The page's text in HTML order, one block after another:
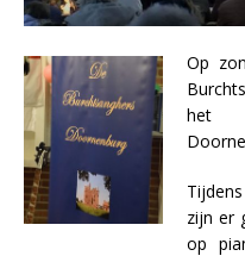
Op
het
zijn er
op